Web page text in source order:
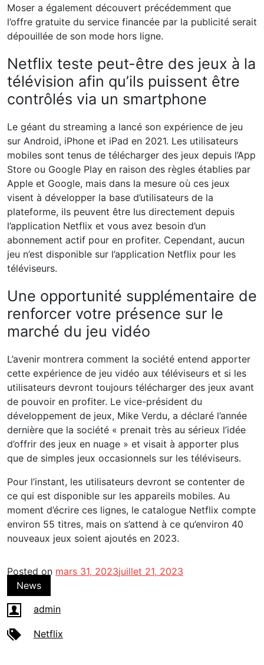
Moser a également découvert précédemment que
l’offre gratuite du service financée par la publicité serait
dépouillée de son mode hors ligne.
Netflix teste peut-être des jeux à la
télévision afin qu’ils puissent être
contrôlés via un smartphone
Le géant du streaming a lancé son expérience de jeu
sur Android, iPhone et iPad en 2021. Les utilisateurs
mobiles sont tenus de télécharger des jeux depuis l’App
Store ou Google Play en raison des règles établies par
Apple et Google, mais dans la mesure où ces jeux
visent à développer la base d’utilisateurs de la
plateforme, ils peuvent être lus directement depuis
l’application Netflix et vous avez besoin d’un
abonnement actif pour en profiter. Cependant, aucun
jeu n’est disponible sur l’application Netflix pour les
téléviseurs.
Une opportunité supplémentaire de
renforcer votre présence sur le
marché du jeu vidéo
L’avenir montrera comment la société entend apporter
cette expérience de jeu vidéo aux téléviseurs et si les
utilisateurs devront toujours télécharger des jeux avant
de pouvoir en profiter. Le vice-président du
développement de jeux, Mike Verdu, a déclaré l’année
dernière que la société « prenait très au sérieux l’idée
d’offrir des jeux en nuage » et visait à apporter plus
que de simples jeux occasionnels sur les téléviseurs.
Pour l’instant, les utilisateurs devront se contenter de
ce qui est disponible sur les appareils mobiles. Au
moment d’écrire ces lignes, le catalogue Netflix compte
environ 55 titres, mais on s’attend à ce qu’environ 40
nouveaux jeux soient ajoutés en 2023.
Posted on mars 31, 2023juillet 21, 2023
News
admin
Netflix